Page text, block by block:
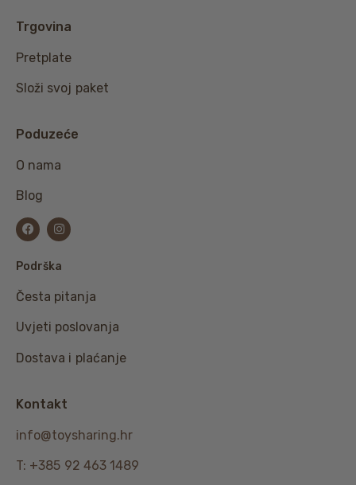
Trgovina
Pretplate
Složi svoj paket
Poduzeće
O nama
Blog
Podrška
Česta pitanja
Uvjeti poslovanja
Dostava i plaćanje
Kontakt
info@toysharing.hr
T: +385 92 463 1489